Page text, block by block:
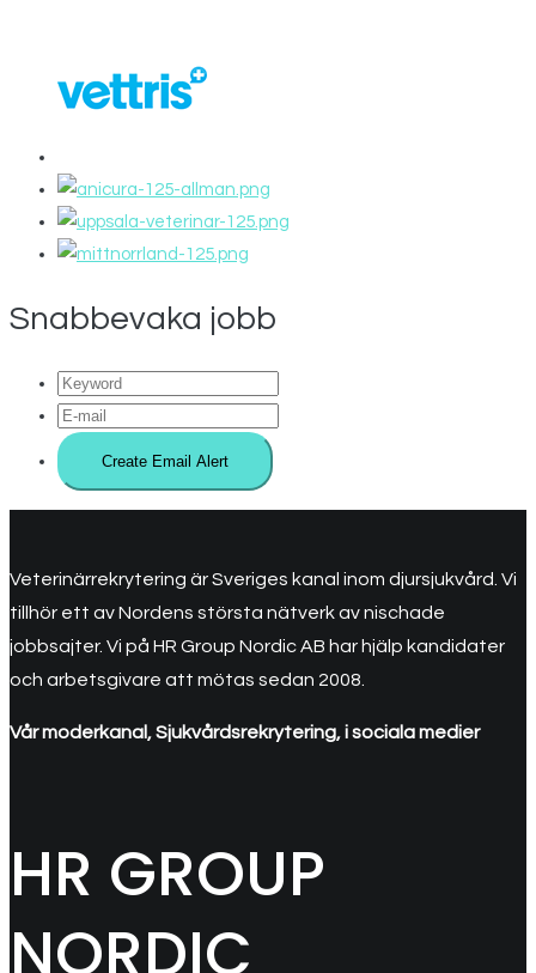
Snabbevaka jobb
Veterinärrekrytering är Sveriges kanal inom djursjukvård. Vi
tillhör ett av Nordens största nätverk av nischade
jobbsajter. Vi på HR Group Nordic AB har hjälp kandidater
och arbetsgivare att mötas sedan 2008.
Vår moderkanal, Sjukvårdsrekrytering, i sociala medier
HR GROUP
NORDIC